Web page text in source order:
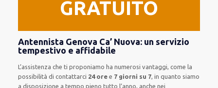
GRATUITO
Antennista Genova Ca’ Nuova: un servizio
tempestivo e affidabile
L’assistenza che tiproponiamo ha numerosi vantaggi, come la
possibilità di contattarci 24 ore e 7 giorni su 7, in quanto siamo
a disposizione a tempo pieno tutto l’anno, anche nei